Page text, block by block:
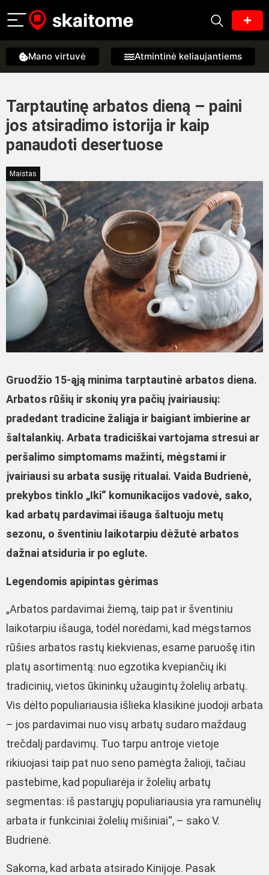
Mano virtuvė Atmintinė keliaujantiems
Tarptautinę arbatos dieną – paini
jos atsiradimo istorija ir kaip
panaudoti desertuose
Maistas
Gruodžio 15-ąją minima tarptautinė arbatos diena.
Arbatos rūšių ir skonių yra pačių įvairiausių:
pradedant tradicine žaliąja ir baigiant imbierine ar
šaltalankių. Arbata tradiciškai vartojama stresui ar
peršalimo simptomams mažinti, mėgstami ir
įvairiausi su arbata susiję ritualai. Vaida Budrienė,
prekybos tinklo „Iki“ komunikacijos vadovė, sako,
kad arbatų pardavimai išauga šaltuoju metų
sezonu, o šventiniu laikotarpiu dėžutė arbatos
dažnai atsiduria ir po eglute.
Legendomis apipintas gėrimas
„Arbatos pardavimai žiemą, taip pat ir šventiniu
laikotarpiu išauga, todėl norėdami, kad mėgstamos
rūšies arbatos rastų kiekvienas, esame paruošę itin
platų asortimentą: nuo egzotika kvepiančių iki
tradicinių, vietos ūkininkų užaugintų žolelių arbatų.
Vis dėlto populiariausia išlieka klasikinė juodoji arbata
– jos pardavimai nuo visų arbatų sudaro maždaug
trečdalį pardavimų. Tuo tarpu antroje vietoje
rikiuojasi taip pat nuo seno pamėgta žalioji, tačiau
pastebime, kad populiarėja ir žolelių arbatų
segmentas: iš pastarųjų populiariausia yra ramunėlių
arbata ir funkciniai žolelių mišiniai“, – sako V.
Budrienė.
Sakoma, kad arbata atsirado Kinijoje. Pasak